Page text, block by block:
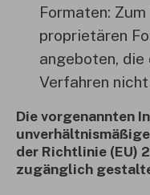
Formaten:
proprietären
angeboten, die
Verfahren
Die vorgenannten
der Richtlinie (EU)
zugänglich